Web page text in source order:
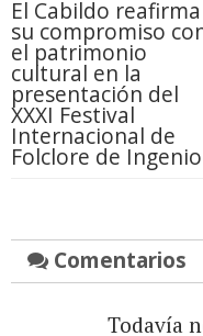
El Cabildo reafirma
su compromiso
el patrimonio
cultural en la
presentación del
XXXI Festival
Internacional de
Folclore de Ingenio
Comentarios
Todavía